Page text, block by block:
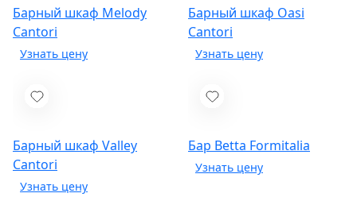
Барный шкаф Melody
Cantori
Барный шкаф Oasi
Cantori
Барный шкаф Valley
Cantori
Бар Betta Formitalia